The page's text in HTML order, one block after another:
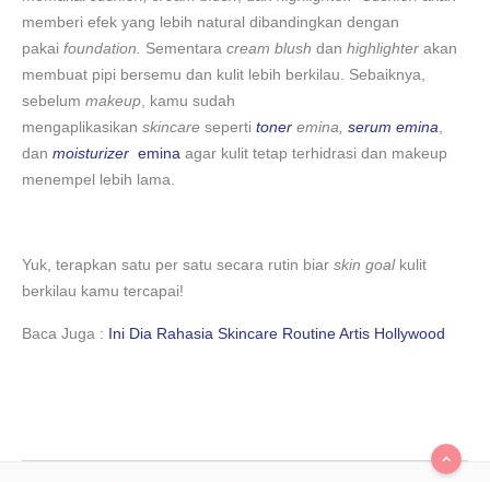
memberi efek yang lebih natural dibandingkan dengan
pakai foundation. Sementara cream blush dan highlighter akan
membuat pipi bersemu dan kulit lebih berkilau. Sebaiknya,
sebelum makeup , kamu sudah
mengaplikasikan skincare seperti toner emina, serum emina
dan moisturizer emina agar kulit tetap terhidrasi dan makeup
menempel lebih lama.
Yuk, terapkan satu per satu secara rutin biar skin goal kulit
berkilau kamu tercapai!
Baca Juga : Ini Dia Rahasia Skincare Routine Artis Hollywood